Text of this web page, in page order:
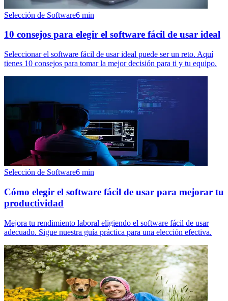
Selección de Software6 min
10 consejos para elegir el software fácil de usar ideal
Seleccionar el software fácil de usar ideal puede ser un reto. Aquí
tienes 10 consejos para tomar la mejor decisión para ti y tu equipo.
Selección de Software6 min
Cómo elegir el software fácil de usar para mejorar tu
productividad
Mejora tu rendimiento laboral eligiendo el software fácil de usar
adecuado. Sigue nuestra guía práctica para una elección efectiva.